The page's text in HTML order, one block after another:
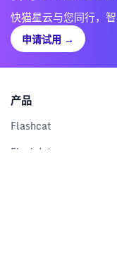
快猫星云与您同行，
申请试用 →
产品
Flashcat
Flashduty